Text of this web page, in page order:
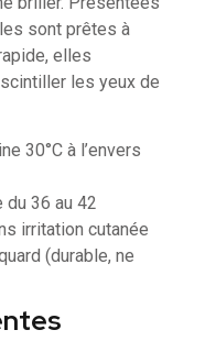
sont prêtes à
elles
les yeux de
30°C à l’envers
36 au 42
irritation cutanée
(durable, ne